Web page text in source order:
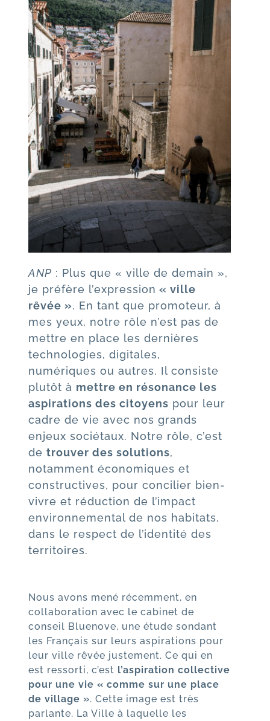
ANP : Plus que « ville de demain »,
je préfère l’expression « ville
rêvée ». En tant que promoteur, à
mes yeux, notre rôle n’est pas de
mettre en place les dernières
technologies, digitales,
numériques ou autres. Il consiste
plutôt à mettre en résonance les
aspirations des citoyens pour leur
cadre de vie avec nos grands
enjeux sociétaux. Notre rôle, c’est
de trouver des solutions,
notamment économiques et
constructives, pour concilier bien-
vivre et réduction de l’impact
environnemental de nos habitats,
dans le respect de l’identité des
territoires.
Nous avons mené récemment, en
collaboration avec le cabinet de
conseil Bluenove, une étude sondant
les Français sur leurs aspirations pour
leur ville rêvée justement. Ce qui en
est ressorti, c’est l’aspiration collective
pour une vie « comme sur une place
de village ». Cette image est très
parlante. La Ville à laquelle les